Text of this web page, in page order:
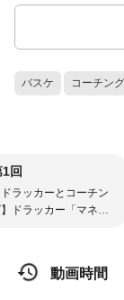
バスケ コーチン
回
ラッカーとコーチン
ドラッカー「マネジ
動画時間